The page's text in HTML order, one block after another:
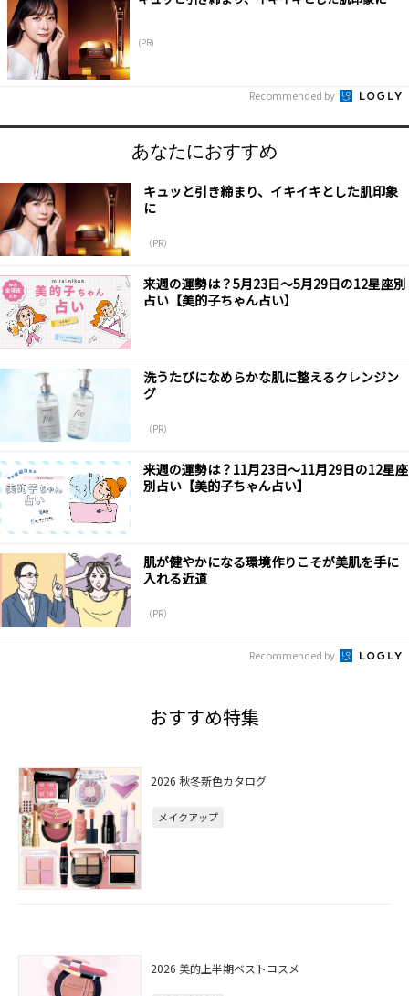
(PR)
Recommended by
あなたにおすすめ
キュッと引き締まり、イキイキとした肌印象
に
（PR）
来週の運勢は？5月23日～5月29日の12星座別
占い【美的子ちゃん占い】
洗うたびになめらかな肌に整えるクレンジン
グ
（PR）
来週の運勢は？11月23日～11月29日の12星座
別占い【美的子ちゃん占い】
肌が健やかになる環境作りこそが美肌を手に
入れる近道
（PR）
Recommended by
おすすめ特集
2026 秋冬新色カタログ
メイクアップ
2026 美的上半期ベストコスメ